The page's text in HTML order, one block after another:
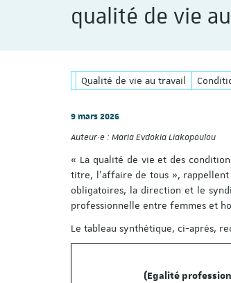
qualité de vie
Qualité de vie au travail
9 mars 2026
Auteur·e : Maria Evdokia Liakopoulou
« La qualité de vie et des
titre, l’affaire de tous », rappellent
obligatoires, la direction et le
professionnelle entre femmes et
Le tableau synthétique, ci-après,
(Egalité